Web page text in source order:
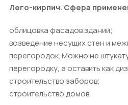
Лего-кирпич. Сфера
облицовка фасадов зданий;
возведение несущих стен и
перегородок. Можно не
перегородку, а оставить как
строительство заборов;
строительство домов.